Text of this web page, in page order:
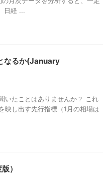
日経 ...
なるか(January
いたことはありませんか？ これ
映し出す先行指標（1月の相場は
）